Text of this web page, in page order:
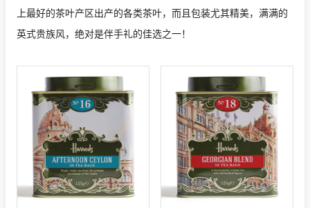
上最好的茶叶产区出产的各类茶叶，而且包装尤其精美，满满的
英式贵族风，绝对是伴手礼的佳选之一！